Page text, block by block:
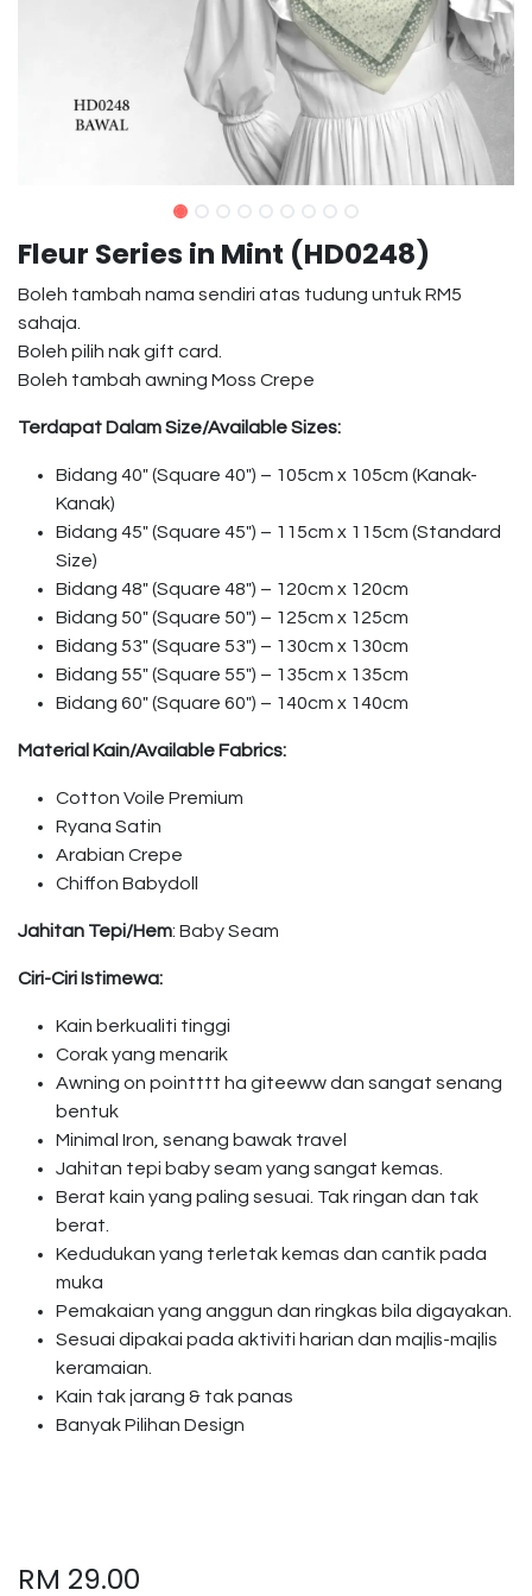
Fleur Series in Mint (HD0248)
Boleh tambah nama sendiri atas tudung untuk RM5
sahaja.
Boleh pilih nak gift card.
Boleh tambah awning Moss Crepe
Terdapat Dalam Size/Available Sizes:
Bidang 40″ (Square 40″) – 105cm x 105cm (Kanak-
Kanak)
Bidang 45″ (Square 45″) – 115cm x 115cm (Standard
Size)
Bidang 48″ (Square 48″) – 120cm x 120cm
Bidang 50″ (Square 50″) – 125cm x 125cm
Bidang 53″ (Square 53″) – 130cm x 130cm
Bidang 55″ (Square 55″) – 135cm x 135cm
Bidang 60″ (Square 60″) – 140cm x 140cm
Material Kain/Available Fabrics:
Cotton Voile Premium
Ryana Satin
Arabian Crepe
Chiffon Babydoll
Jahitan Tepi/Hem: Baby Seam
Ciri-Ciri Istimewa:
Kain berkualiti tinggi
Corak yang menarik
Awning on pointttt ha giteeww dan sangat senang
bentuk
Minimal Iron, senang bawak travel
Jahitan tepi baby seam yang sangat kemas.
Berat kain yang paling sesuai. Tak ringan dan tak
berat.
Kedudukan yang terletak kemas dan cantik pada
muka
Pemakaian yang anggun dan ringkas bila digayakan.
Sesuai dipakai pada aktiviti harian dan majlis-majlis
keramaian.
Kain tak jarang & tak panas
Banyak Pilihan Design
RM 29.00